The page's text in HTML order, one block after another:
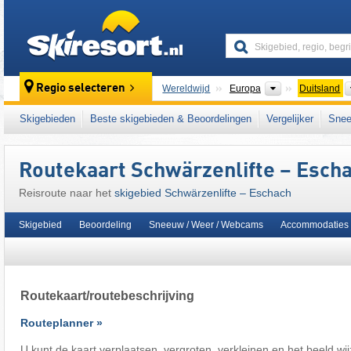
Regio selecteren Wereldwijd Europa Continenten
Duitsland
Dit skigebied ligt ook in: Beierse
Skigebieden Beste skigebieden & Beoordelingen Vergelijker
Routekaart Schwärzenlifte –
Reisroute naar het skigebied Schwärzenlifte – Eschach
Skigebied Beoordeling Sneeuw / Weer / Webcams Accommodaties
Routekaart/routebeschrijving
Routeplanner »